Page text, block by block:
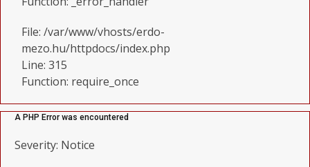
File: /var/www/vhosts/erdo-
mezo.hu/httpdocs/index.php
Line: 315
Function: require_once
A PHP Error was encountered
Severity: Notice